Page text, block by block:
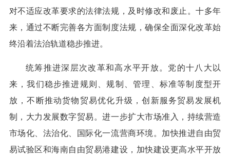
对不适应改革要求的法律法规，及时修改和废止。十多年
来，通过不断完善各方面制度法规，确保全面深化改革始
终沿着法治轨道稳步推进。
统筹推进深层次改革和高水平开放。党的十八大以
来，我们稳步推进规则、规制、管理、标准等制度型开
放，不断推动货物贸易优化升级，创新服务贸易发展机
制，大力发展数字贸易。进一步扩大市场准入，持续营造
市场化、法治化、国际化一流营商环境。加快推进自由贸
易试验区和海南自由贸易港建设，加快建设更高水平开放